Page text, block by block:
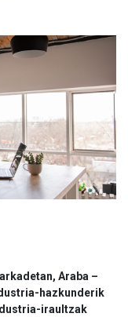
Araba –
hazkunderik
iraultzak